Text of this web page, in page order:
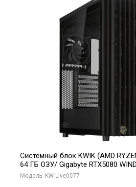
Системный блок KWIK (AMD
64 ГБ ОЗУ/ Gigabyte RTX5080
16GB GDDR7 256b/ 960 ГБ SSD)
Модель: KW-Live0077